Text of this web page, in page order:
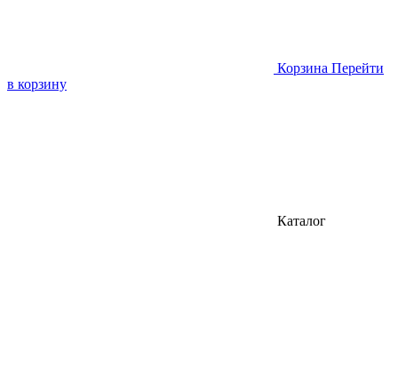
Корзина Перейти
в корзину
Каталог